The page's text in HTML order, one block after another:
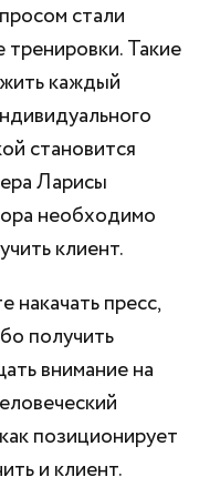
стали
тренировки. Такие
каждый
становится
Ларисы
необходимо
клиент.
накачать пресс,
получить
внимание на
позиционирует
и клиент.